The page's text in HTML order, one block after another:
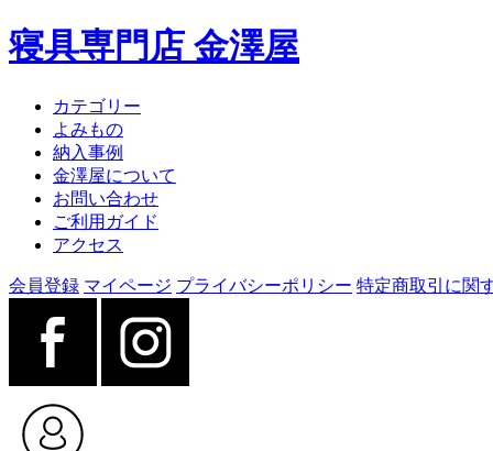
寝具専門店 金澤屋
カテゴリー
よみもの
納入事例
金澤屋について
お問い合わせ
ご利用ガイド
アクセス
会員登録 マイページ プライバシーポリシー 特定商取引に関